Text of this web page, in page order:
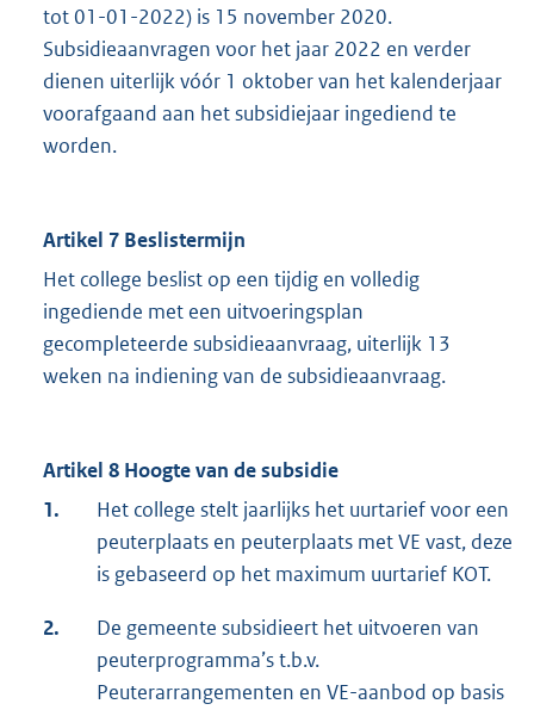
tot 01-01-2022) is 15 november 2020.
Subsidieaanvragen voor het jaar 2022 en verder
dienen uiterlijk vóór 1 oktober van het kalenderjaar
voorafgaand aan het subsidiejaar ingediend te
worden.
Artikel 7 Beslistermijn
Het college beslist op een tijdig en volledig
ingediende met een uitvoeringsplan
gecompleteerde subsidieaanvraag, uiterlijk 13
weken na indiening van de subsidieaanvraag.
Artikel 8 Hoogte van de subsidie
1.
Het college stelt jaarlijks het uurtarief voor een
peuterplaats en peuterplaats met VE vast, deze
is gebaseerd op het maximum uurtarief KOT.
2.
De gemeente subsidieert het uitvoeren van
peuterprogramma’s t.b.v.
Peuterarrangementen en VE-aanbod op basis